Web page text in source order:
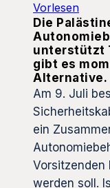
Vorlesen
Die
unterstützt
gibt es
Alternative.
Am 9. Juli
ein
Vorsitzenden
werden soll.